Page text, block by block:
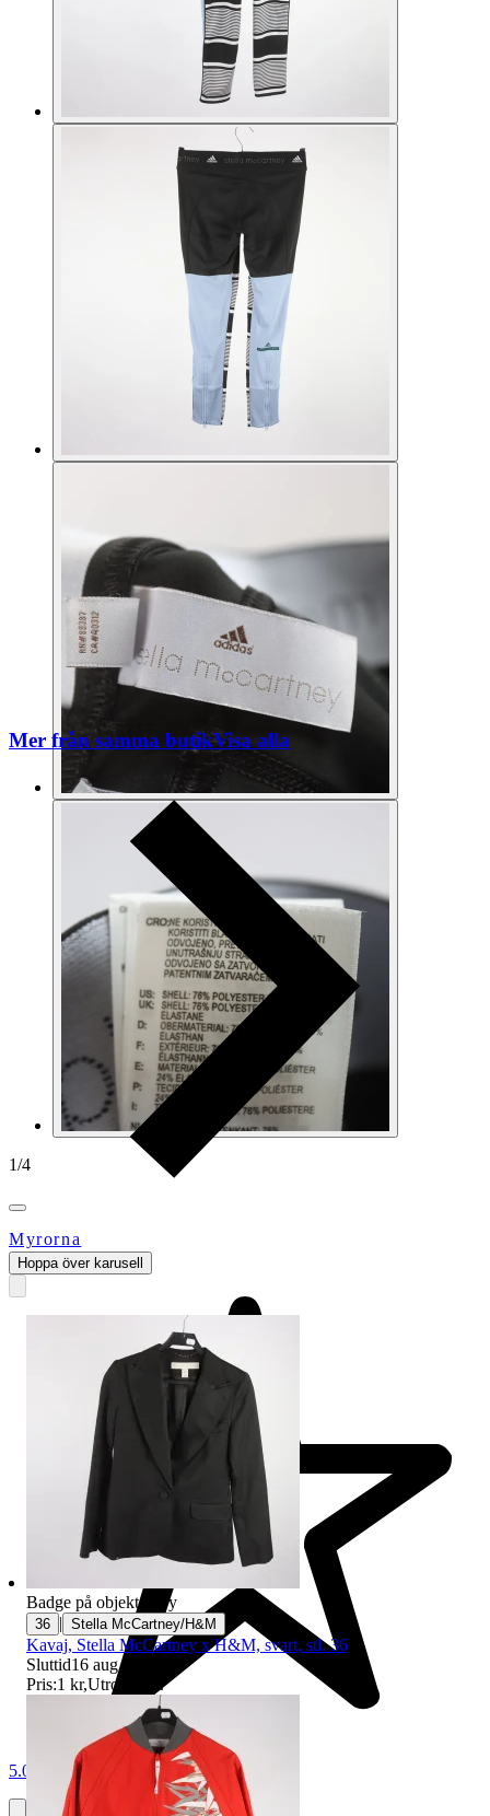
1/4
Myrorna
5.0
Mer från samma butikVisa alla
Hoppa över karusell
Badge på objektet: Ny
36 | Stella McCartney/H&M
Kavaj, Stella McCartney x H&M, svart, stl. 36
Sluttid16 aug 19:45
Pris:1 kr,Utropspris .